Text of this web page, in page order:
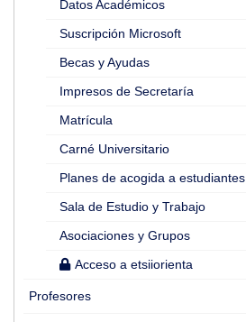
Datos Académicos
Suscripción Microsoft
Becas y Ayudas
Impresos de Secretaría
Matrícula
Carné Universitario
Planes de acogida a estudiantes
Sala de Estudio y Trabajo
Asociaciones y Grupos
Acceso a etsiiorienta
Profesores